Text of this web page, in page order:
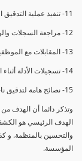
11- تنفيذ عملية التدقيق الداخلي والاجتماع الافتتاحي.
12- مراجعة السجلات والوثائق.
13- المقابلات مع الموظفين ومراقبة الانشطة والمرافق.
14- تسجيلات الأدلة أثناء التدقيق.
15- نصائح هامة لتدقيق ناجح.
وتذكر دائما أن الهدف
الهدف الرئيسي هو
والتحسين بالمنظمة. و
المؤسسة.